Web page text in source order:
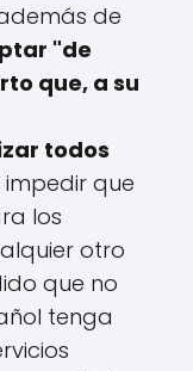
de
"de
que, a su
todos
que
los
otro
que no
tenga